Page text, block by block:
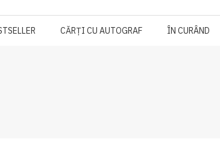
CĂRȚI CU AUTOGRAF ÎN CURÂND